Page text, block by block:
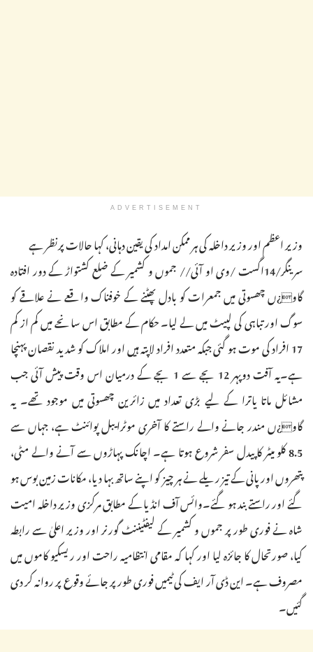
ADVERTISEMENT
وزیر اعظم اور وزیر داخلہ کی ہر ممکن امداد کی یقین دہانی، کہا حالات پرنظر ہے
سرینگر/14اگست /وی او آئی// جموں و کشمیر کے ضلع کشتواڑ کے دور افتادہ
گاو¿ں چھسوتی میں جمعرات کو بادل پھٹنے کے خوفناک واقعے نے علاقے کو
سوگ اور تباہی کی لپیٹ میں لے لیا۔ حکام کے مطابق اس سانحے میں کم از کم
17 افراد کی موت ہو گئی جبکہ متعدد افراد لاپتہ ہیں اور املاک کو شدید نقصان پہنچا
ہے۔یہ آفت دوپہر 12 بجے سے 1 بجے کے درمیان اس وقت پیش آئی جب
مشائل ماتا یاترا کے لیے بڑی تعداد میں زائرین چھسوتی میں موجود تھے۔ یہ
گاو¿ں مندر جانے والے راستے کا آخری موٹرایبل پوائنٹ ہے، جہاں سے
8.5 کلو میٹر کا پیدل سفر شروع ہوتا ہے۔ اچانک پہاڑوں سے آنے والے مٹی،
پتھروں اور پانی کے تیز ریلے نے ہر چیز کو اپنے ساتھ بہا دیا، مکانات زمین بوس ہو
گئے اور راستے بند ہو گئے۔وائس آف انڈیا کے مطابق مرکزی وزیر داخلہ امیت
شاہ نے فوری طور پر جموں و کشمیر کے لیفٹیننٹ گورنر اور وزیر اعلیٰ سے رابطہ
کیا، صورتحال کا جائزہ لیا اور کہا کہ مقامی انتظامیہ راحت اور ریسکیو کاموں میں
مصروف ہے۔ این ڈی آر ایف کی ٹیمیں فوری طور پر جائے وقوع پر روانہ کر دی
گئیں۔